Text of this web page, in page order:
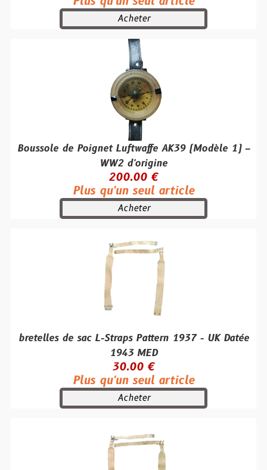
Acheter
Boussole de Poignet Luftwaffe AK39 (Modèle 1) –
WW2 d'origine
200.00 €
Plus qu'un seul article
Acheter
bretelles de sac L-Straps Pattern 1937 - UK Datée
1943 MED
30.00 €
Plus qu'un seul article
Acheter